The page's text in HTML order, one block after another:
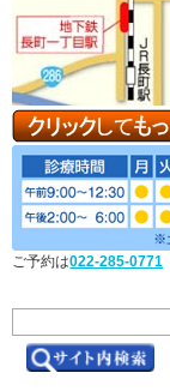
ご予約は022-285-0771